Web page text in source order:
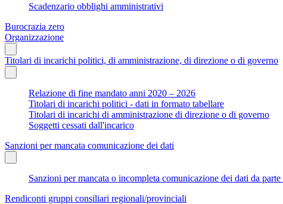
Scadenzario obblighi amministrativi
Burocrazia zero
Organizzazione
Titolari di incarichi politici, di amministrazione, di direzione o di governo
Relazione di fine mandato anni 2020 – 2026
Titolari di incarichi politici - dati in formato tabellare
Titolari di incarichi di amministrazione di direzione o di governo
Soggetti cessati dall'incarico
Sanzioni per mancata comunicazione dei dati
Sanzioni per mancata o incompleta comunicazione dei dati da
Rendiconti gruppi consiliari regionali/provinciali